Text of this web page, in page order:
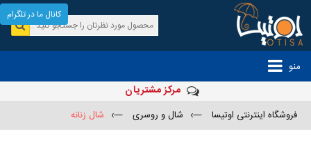
منو
مرکز مشتریان
فروشگاه اینترنتی اوتیسا —› شال و روسری —› شال زنانه
کانال ما در تلگرام